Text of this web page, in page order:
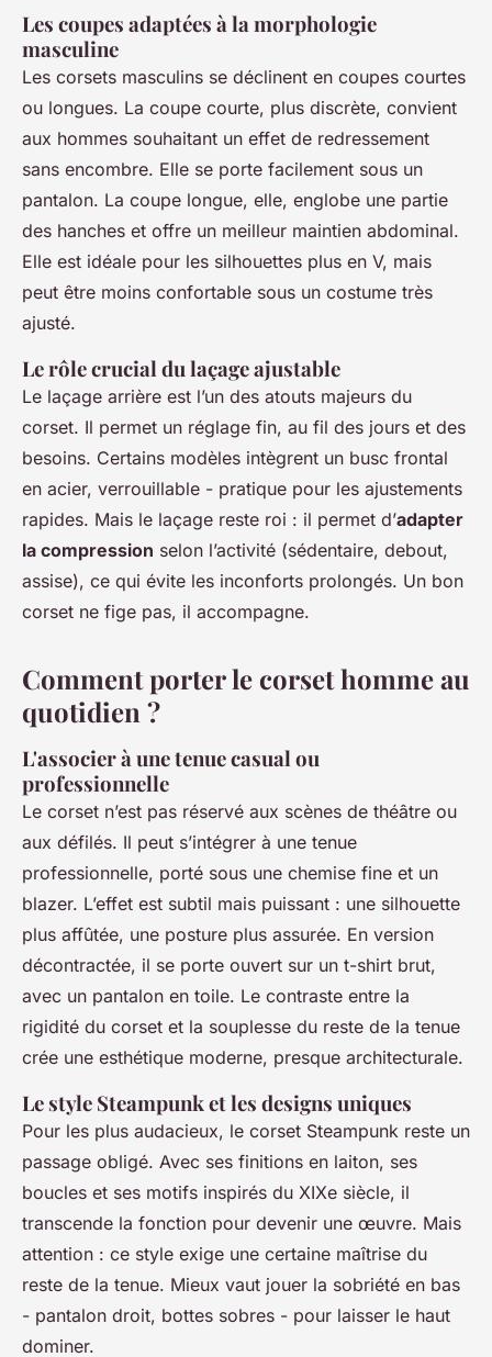
Les coupes adaptées à la morphologie
masculine
Les corsets masculins se déclinent en coupes courtes
ou longues. La coupe courte, plus discrète, convient
aux hommes souhaitant un effet de redressement
sans encombre. Elle se porte facilement sous un
pantalon. La coupe longue, elle, englobe une partie
des hanches et offre un meilleur maintien abdominal.
Elle est idéale pour les silhouettes plus en V, mais
peut être moins confortable sous un costume très
ajusté.
Le rôle crucial du laçage ajustable
Le laçage arrière est l’un des atouts majeurs du
corset. Il permet un réglage fin, au fil des jours et des
besoins. Certains modèles intègrent un busc frontal
en acier, verrouillable - pratique pour les ajustements
rapides. Mais le laçage reste roi : il permet d’adapter
la compression selon l’activité (sédentaire, debout,
assise), ce qui évite les inconforts prolongés. Un bon
corset ne fige pas, il accompagne.
Comment porter le corset homme au
quotidien ?
L'associer à une tenue casual ou
professionnelle
Le corset n’est pas réservé aux scènes de théâtre ou
aux défilés. Il peut s’intégrer à une tenue
professionnelle, porté sous une chemise fine et un
blazer. L’effet est subtil mais puissant : une silhouette
plus affûtée, une posture plus assurée. En version
décontractée, il se porte ouvert sur un t-shirt brut,
avec un pantalon en toile. Le contraste entre la
rigidité du corset et la souplesse du reste de la tenue
crée une esthétique moderne, presque architecturale.
Le style Steampunk et les designs uniques
Pour les plus audacieux, le corset Steampunk reste un
passage obligé. Avec ses finitions en laiton, ses
boucles et ses motifs inspirés du XIXe siècle, il
transcende la fonction pour devenir une œuvre. Mais
attention : ce style exige une certaine maîtrise du
reste de la tenue. Mieux vaut jouer la sobriété en bas
- pantalon droit, bottes sobres - pour laisser le haut
dominer.